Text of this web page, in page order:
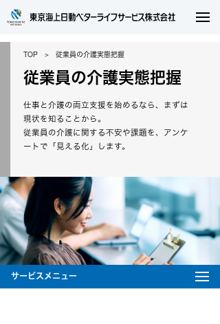
TOP 従業員の介護実態把握
従業員の介護実態把握
仕事と介護の両立支援を始めるなら、まずは
現状を知ることから。
従業員の介護に関する不安や課題を、アンケ
ートで「見える化」します。
サービスメニュー